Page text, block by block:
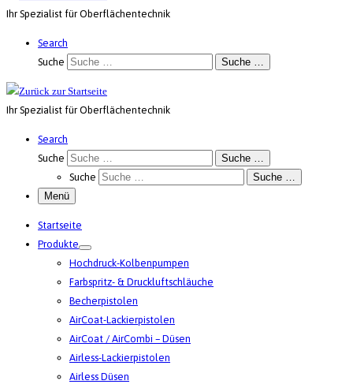
Ihr Spezialist für Oberflächentechnik
Search
Suche
Suche …
Ihr Spezialist für Oberflächentechnik
Search
Suche
Suche …
Suche
Suche …
Menü
Startseite
Produkte
Hochdruck-Kolbenpumpen
Farbspritz- & Druckluftschläuche
Becherpistolen
AirCoat-Lackierpistolen
AirCoat / AirCombi – Düsen
Airless-Lackierpistolen
Airless Düsen